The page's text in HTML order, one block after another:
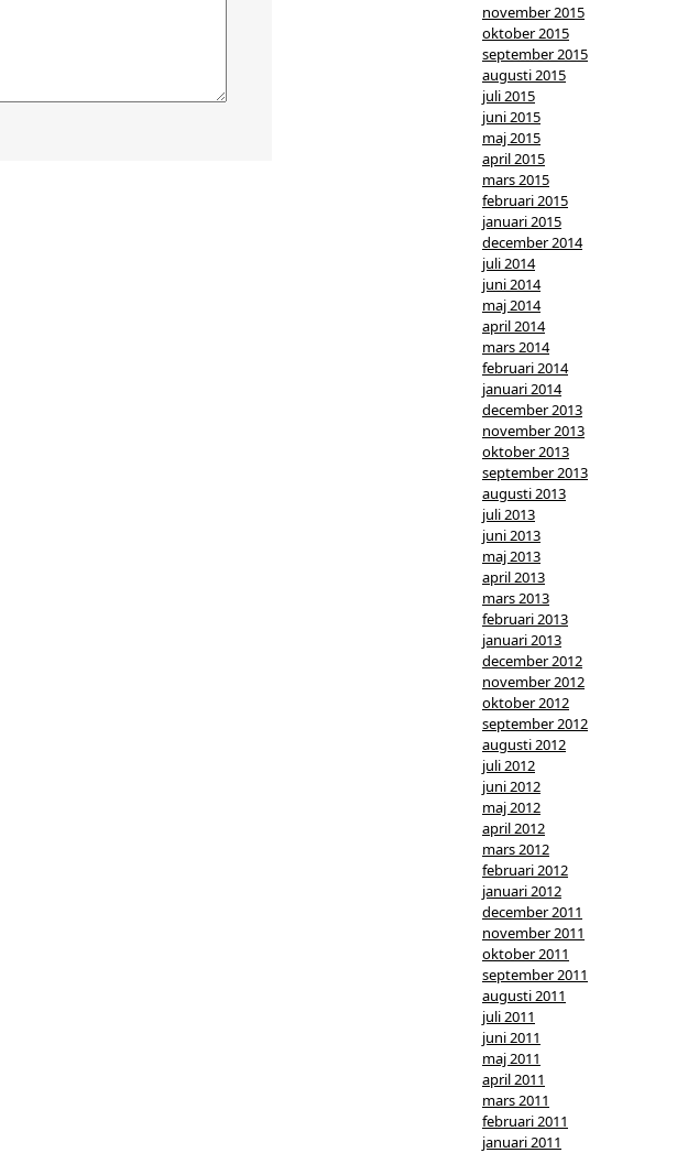
november 2015
oktober 2015
september 2015
augusti 2015
juli 2015
juni 2015
maj 2015
april 2015
mars 2015
februari 2015
januari 2015
december 2014
juli 2014
juni 2014
maj 2014
april 2014
mars 2014
februari 2014
januari 2014
december 2013
november 2013
oktober 2013
september 2013
augusti 2013
juli 2013
juni 2013
maj 2013
april 2013
mars 2013
februari 2013
januari 2013
december 2012
november 2012
oktober 2012
september 2012
augusti 2012
juli 2012
juni 2012
maj 2012
april 2012
mars 2012
februari 2012
januari 2012
december 2011
november 2011
oktober 2011
september 2011
augusti 2011
juli 2011
juni 2011
maj 2011
april 2011
mars 2011
februari 2011
januari 2011